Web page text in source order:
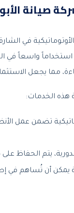
صيانة
في
استخداماً واسعاً
مما يجعل
هذه الخدمات:
تضمن عمل
يتم الحفاظ
يمكن أن تُساهم في